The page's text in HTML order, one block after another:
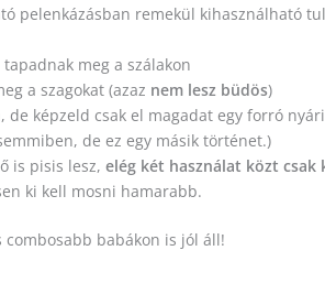
pelenkázásban remekül kihasználható
meg a szálakon
a szagokat (azaz nem lesz büdös)
képzeld csak el magadat egy forró
de ez egy másik történet.)
is pisis lesz, elég két használat közt csak
ki kell mosni hamarabb.
combosabb babákon is jól áll!